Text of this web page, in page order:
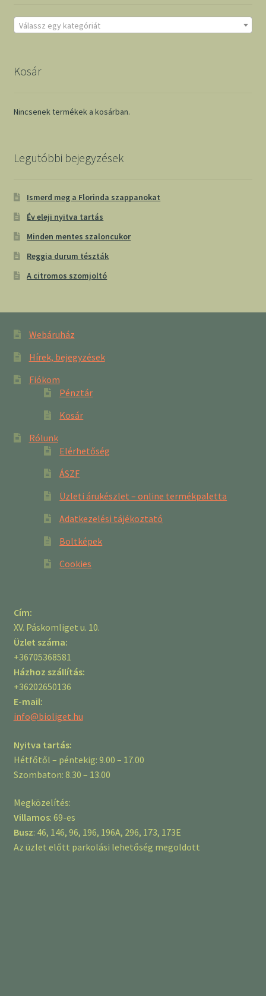
Válassz egy kategóriát
Kosár
Nincsenek termékek a kosárban.
Legutóbbi bejegyzések
Ismerd meg a Florinda szappanokat
Év eleji nyitva tartás
Minden mentes szaloncukor
Reggia durum tészták
A citromos szomjoltó
Webáruház
Hírek, bejegyzések
Fiókom
Pénztár
Kosár
Rólunk
Elérhetőség
ÁSZF
Üzleti árukészlet – online termékpaletta
Adatkezelési tájékoztató
Boltképek
Cookies
Cím:
XV. Páskomliget u. 10.
Üzlet száma:
+36705368581
Házhoz szállítás:
+36202650136
E-mail:
info@bioliget.hu
Nyitva tartás:
Hétfőtől – péntekig: 9.00 – 17.00
Szombaton: 8.30 – 13.00
Megközelítés:
Villamos: 69-es
Busz: 46, 146, 96, 196, 196A, 296, 173, 173E
Az üzlet előtt parkolási lehetőség megoldott